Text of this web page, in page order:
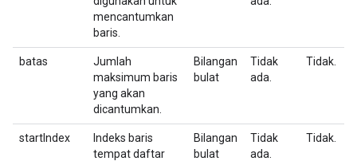
mencantumkan
baris.
batas
Jumlah
maksimum baris
yang akan
dicantumkan.
Bilangan
bulat
Tidak
ada.
Tidak.
startIndex
Indeks baris
tempat daftar
Bilangan
bulat
Tidak
ada.
Tidak.